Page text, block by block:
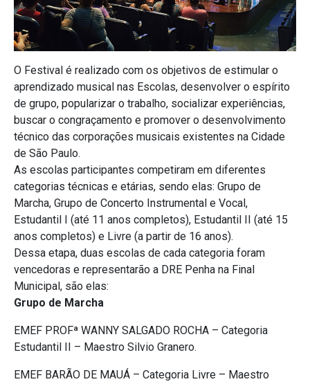
O Festival é realizado com os objetivos de estimular o
aprendizado musical nas Escolas, desenvolver o espírito
de grupo, popularizar o trabalho, socializar experiências,
buscar o congraçamento e promover o desenvolvimento
técnico das corporações musicais existentes na Cidade
de São Paulo.
As escolas participantes competiram em diferentes
categorias técnicas e etárias, sendo elas: Grupo de
Marcha, Grupo de Concerto Instrumental e Vocal,
Estudantil I (até 11 anos completos), Estudantil II (até 15
anos completos) e Livre (a partir de 16 anos).
Dessa etapa, duas escolas de cada categoria foram
vencedoras e representarão a DRE Penha na Final
Municipal, são elas:
Grupo de Marcha
EMEF PROFª WANNY SALGADO ROCHA – Categoria
Estudantil II – Maestro Silvio Granero.
EMEF BARÃO DE MAUÁ – Categoria Livre – Maestro